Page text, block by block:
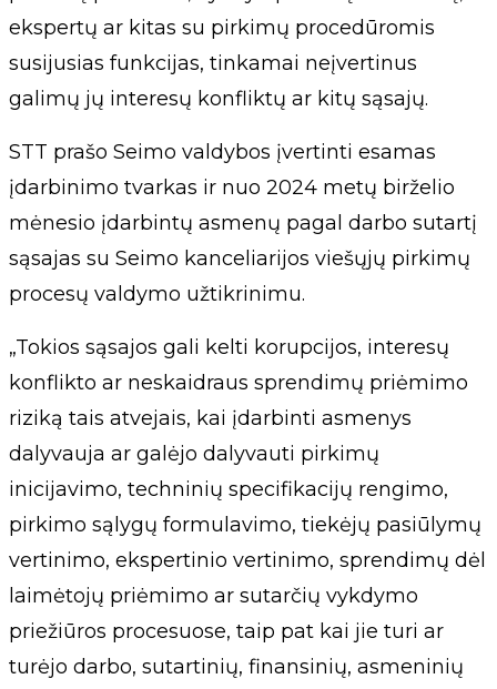
ekspertų ar kitas su pirkimų procedūromis
susijusias funkcijas, tinkamai neįvertinus
galimų jų interesų konfliktų ar kitų sąsajų.
STT prašo Seimo valdybos įvertinti esamas
įdarbinimo tvarkas ir nuo 2024 metų birželio
mėnesio įdarbintų asmenų pagal darbo sutartį
sąsajas su Seimo kanceliarijos viešųjų pirkimų
procesų valdymo užtikrinimu.
„Tokios sąsajos gali kelti korupcijos, interesų
konflikto ar neskaidraus sprendimų priėmimo
riziką tais atvejais, kai įdarbinti asmenys
dalyvauja ar galėjo dalyvauti pirkimų
inicijavimo, techninių specifikacijų rengimo,
pirkimo sąlygų formulavimo, tiekėjų pasiūlymų
vertinimo, ekspertinio vertinimo, sprendimų dėl
laimėtojų priėmimo ar sutarčių vykdymo
priežiūros procesuose, taip pat kai jie turi ar
turėjo darbo, sutartinių, finansinių, asmeninių